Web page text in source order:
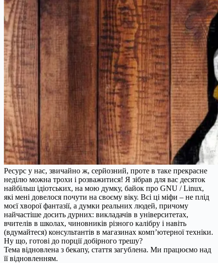
Ресурс у нас, звичайно ж, серйозний, проте в таке прекрасне
неділю можна трохи і розважитися! Я зібрав для вас десяток
найбільш ідіотських, на мою думку, байок про GNU / Linux,
які мені довелося почути на своєму віку. Всі ці міфи – не плід
моєї хворої фантазії, а думки реальних людей, причому
найчастіше досить дурних: викладачів в університетах,
вчителів в школах, чиновників різного калібру і навіть
(вдумайтеся) консультантів в магазинах комп’ютерної техніки.
Ну що, готові до порції добірного трешу?
Тема відновлена з бекапу, стаття загублена. Ми працюємо над
її відновленням.